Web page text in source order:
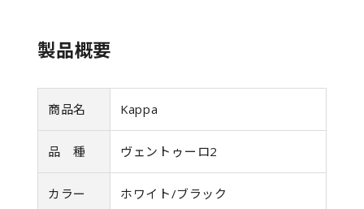
製品概要
商品名 Kappa
品 種 ヴェントゥーロ2
カラー ホワイト/ブラック